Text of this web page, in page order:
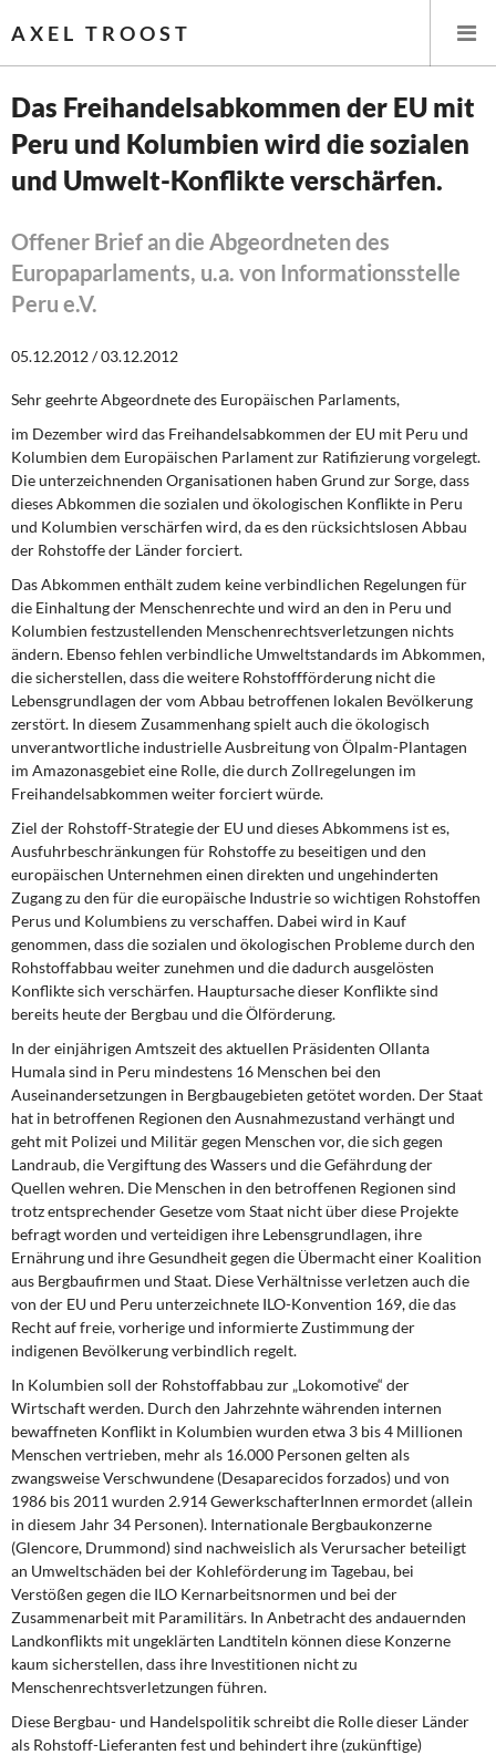
AXEL TROOST
Startseite
Leitlinien linker Wirtschafts- und Finanzpolitik
Wirtschaftspolitik
Steuer- und Finanzpolitik
Öffentliche Infrastruktur und Daseinsvorsorge
Eurokrise und Griechenland
DIE LINKE
Weitere Themen
Memo-Gruppe
Institut Solidarische Moderne
Rosa-Luxemburg-Stiftung
Über mich
Kontakt
Das Freihandelsabkommen der EU mit
Peru und Kolumbien wird die sozialen
und Umwelt-Konflikte verschärfen.
Offener Brief an die Abgeordneten des
Europaparlaments, u.a. von Informationsstelle
Peru e.V.
05.12.2012 / 03.12.2012
Sehr geehrte Abgeordnete des Europäischen Parlaments,
im Dezember wird das Freihandelsabkommen der EU mit Peru und
Kolumbien dem Europäischen Parlament zur Ratifizierung vorgelegt.
Die unterzeichnenden Organisationen haben Grund zur Sorge, dass
dieses Abkommen die sozialen und ökologischen Konflikte in Peru
und Kolumbien verschärfen wird, da es den rücksichtslosen Abbau
der Rohstoffe der Länder forciert.
Das Abkommen enthält zudem keine verbindlichen Regelungen für
die Einhaltung der Menschenrechte und wird an den in Peru und
Kolumbien festzustellenden Menschenrechtsverletzungen nichts
ändern. Ebenso fehlen verbindliche Umweltstandards im Abkommen,
die sicherstellen, dass die weitere Rohstoffförderung nicht die
Lebensgrundlagen der vom Abbau betroffenen lokalen Bevölkerung
zerstört. In diesem Zusammenhang spielt auch die ökologisch
unverantwortliche industrielle Ausbreitung von Ölpalm-Plantagen
im Amazonasgebiet eine Rolle, die durch Zollregelungen im
Freihandelsabkommen weiter forciert würde.
Ziel der Rohstoff-Strategie der EU und dieses Abkommens ist es,
Ausfuhrbeschränkungen für Rohstoffe zu beseitigen und den
europäischen Unternehmen einen direkten und ungehinderten
Zugang zu den für die europäische Industrie so wichtigen Rohstoffen
Perus und Kolumbiens zu verschaffen. Dabei wird in Kauf
genommen, dass die sozialen und ökologischen Probleme durch den
Rohstoffabbau weiter zunehmen und die dadurch ausgelösten
Konflikte sich verschärfen. Hauptursache dieser Konflikte sind
bereits heute der Bergbau und die Ölförderung.
In der einjährigen Amtszeit des aktuellen Präsidenten Ollanta
Humala sind in Peru mindestens 16 Menschen bei den
Auseinandersetzungen in Bergbaugebieten getötet worden. Der Staat
hat in betroffenen Regionen den Ausnahmezustand verhängt und
geht mit Polizei und Militär gegen Menschen vor, die sich gegen
Landraub, die Vergiftung des Wassers und die Gefährdung der
Quellen wehren. Die Menschen in den betroffenen Regionen sind
trotz entsprechender Gesetze vom Staat nicht über diese Projekte
befragt worden und verteidigen ihre Lebensgrundlagen, ihre
Ernährung und ihre Gesundheit gegen die Übermacht einer Koalition
aus Bergbaufirmen und Staat. Diese Verhältnisse verletzen auch die
von der EU und Peru unterzeichnete ILO-Konvention 169, die das
Recht auf freie, vorherige und informierte Zustimmung der
indigenen Bevölkerung verbindlich regelt.
In Kolumbien soll der Rohstoffabbau zur „Lokomotive“ der
Wirtschaft werden. Durch den Jahrzehnte währenden internen
bewaffneten Konflikt in Kolumbien wurden etwa 3 bis 4 Millionen
Menschen vertrieben, mehr als 16.000 Personen gelten als
zwangsweise Verschwundene (Desaparecidos forzados) und von
1986 bis 2011 wurden 2.914 GewerkschafterInnen ermordet (allein
in diesem Jahr 34 Personen). Internationale Bergbaukonzerne
(Glencore, Drummond) sind nachweislich als Verursacher beteiligt
an Umweltschäden bei der Kohleförderung im Tagebau, bei
Verstößen gegen die ILO Kernarbeitsnormen und bei der
Zusammenarbeit mit Paramilitärs. In Anbetracht des andauernden
Landkonflikts mit ungeklärten Landtiteln können diese Konzerne
kaum sicherstellen, dass ihre Investitionen nicht zu
Menschenrechtsverletzungen führen.
Diese Bergbau- und Handelspolitik schreibt die Rolle dieser Länder
als Rohstoff-Lieferanten fest und behindert ihre (zukünftige)